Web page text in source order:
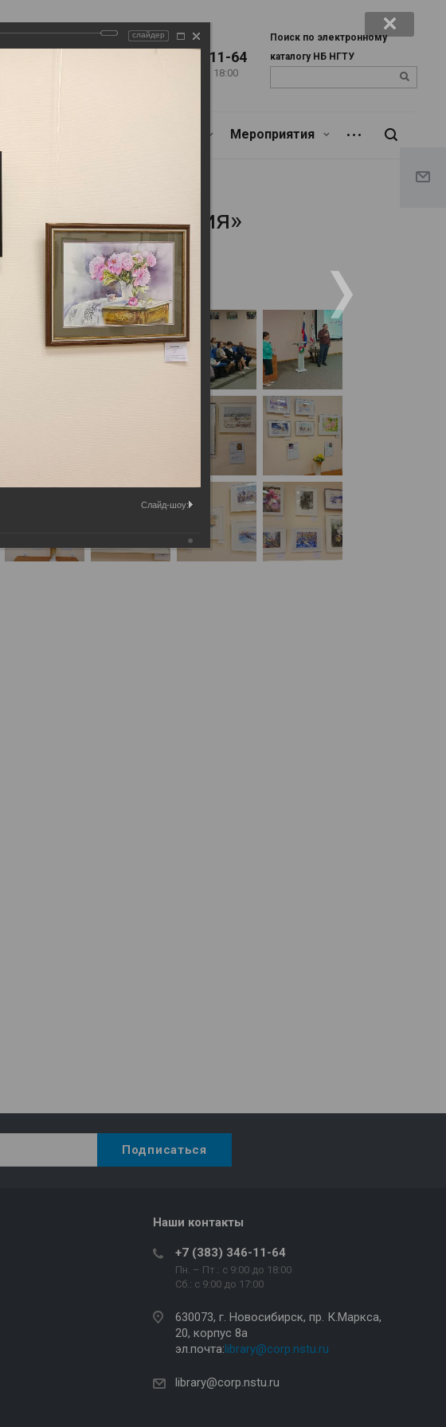
+7 (383) 346-11-64
Пн. – Пт.: с 9:00 до 18:00
Поиск по электронному
каталогу НБ НГТУ
пр.
Мероприятия
легкость бытия»
легкость бытия»
бытия»
Наши контакты
+7 (383) 346-11-64
Пн. – Пт.: с 9:00 до 18:00
Сб.: c 9:00 до 17:00
630073, г. Новосибирск, пр. К.Маркса,
20, корпус 8а
эл.почта:library@corp.nstu.ru
library@corp.nstu.ru
слайдер
Слайд-шоу: